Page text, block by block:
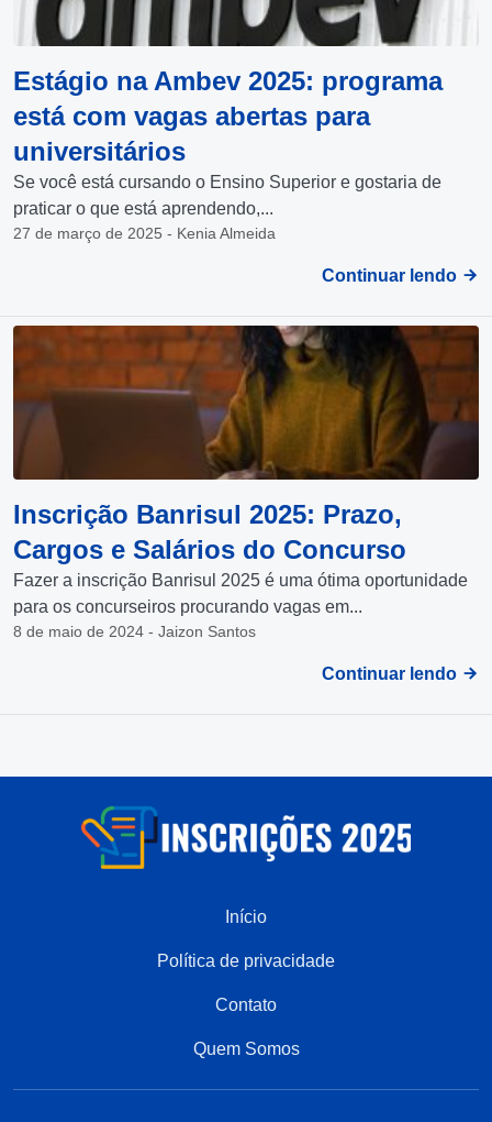
Estágio na Ambev 2025: programa
está com vagas abertas para
universitários
Se você está cursando o Ensino Superior e gostaria de
praticar o que está aprendendo,...
27 de março de 2025 - Kenia Almeida
Continuar lendo
Inscrição Banrisul 2025: Prazo,
Cargos e Salários do Concurso
Fazer a inscrição Banrisul 2025 é uma ótima oportunidade
para os concurseiros procurando vagas em...
8 de maio de 2024 - Jaizon Santos
Continuar lendo
Início
Política de privacidade
Contato
Quem Somos